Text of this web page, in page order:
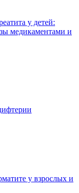
у детей:
медикаментами и
у взрослых и